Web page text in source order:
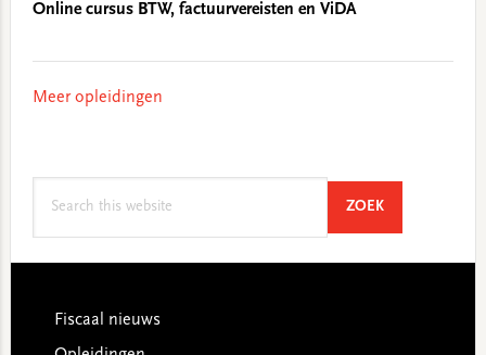
Online cursus BTW, factuurvereisten en ViDA
Meer opleidingen
ZOEKSEARCH
Footer
Fiscaal nieuws